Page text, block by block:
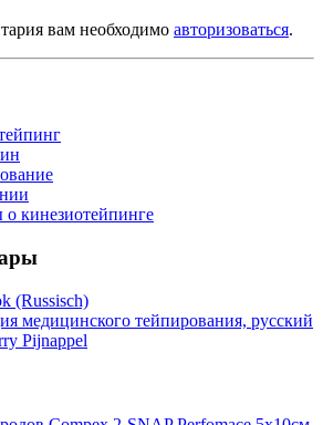
вам необходимо авторизоваться.
кинезиотейпинге
медицинского тейпирования, русский
Pijnappel